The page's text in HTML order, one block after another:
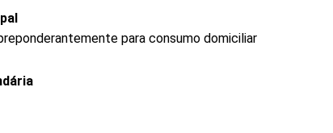
para consumo domiciliar